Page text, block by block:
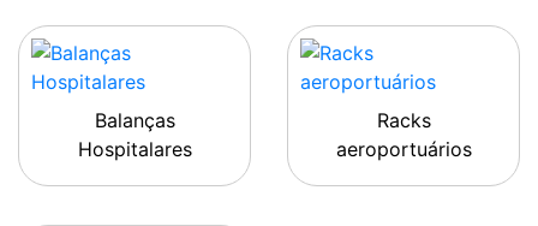
Balanças
Hospitalares
Racks
aeroportuários